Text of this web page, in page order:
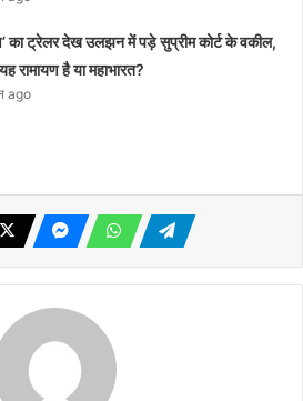
का ट्रेलर देख उलझन में पड़े सुप्रीम कोर्ट के वकील,
रामायण है या महाभारत?
ago